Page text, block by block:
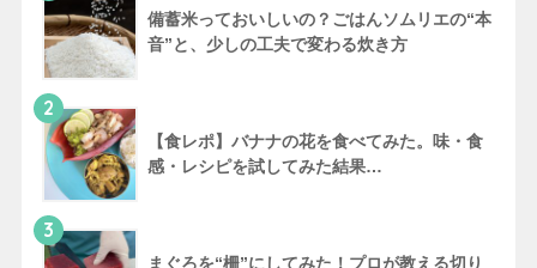
備蓄米っておいしいの？ごはんソムリエの“本
音”と、少しの工夫で変わる炊き方
2
【食レポ】バナナの花を食べてみた。味・食
感・レシピを試してみた結果…
3
まぐろを“柵”にしてみた！プロが教える切り